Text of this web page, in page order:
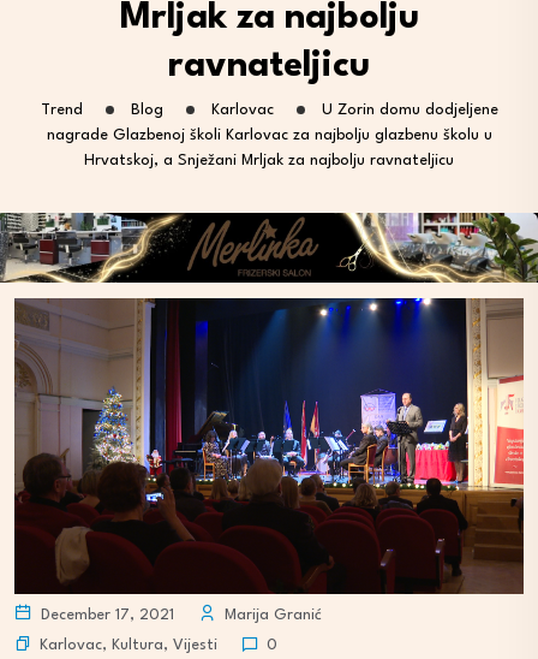
Mrljak za najbolju
ravnateljicu
Trend Blog Karlovac
U Zorin domu dodjeljene
nagrade Glazbenoj školi Karlovac za najbolju glazbenu školu u
Hrvatskoj, a Snježani Mrljak za najbolju ravnateljicu
December 17, 2021
Marija Granić
Karlovac, Kultura, Vijesti 0